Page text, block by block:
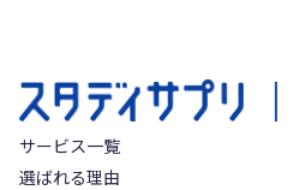
セミナ
サービス一覧
選ばれる理由